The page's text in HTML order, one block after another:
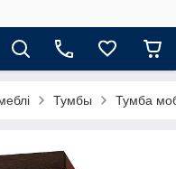
Тумбы Тумба